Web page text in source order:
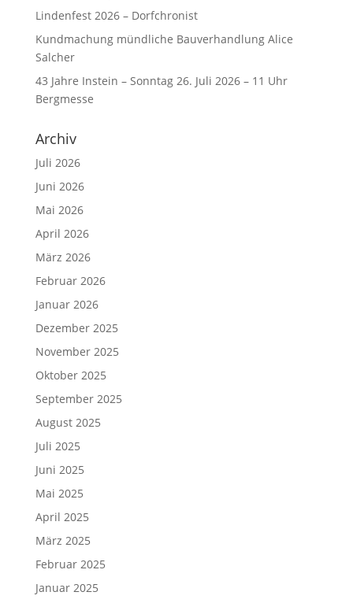
Lindenfest 2026 – Dorfchronist
Kundmachung mündliche Bauverhandlung Alice
Salcher
43 Jahre Instein – Sonntag 26. Juli 2026 – 11 Uhr
Bergmesse
Archiv
Juli 2026
Juni 2026
Mai 2026
April 2026
März 2026
Februar 2026
Januar 2026
Dezember 2025
November 2025
Oktober 2025
September 2025
August 2025
Juli 2025
Juni 2025
Mai 2025
April 2025
März 2025
Februar 2025
Januar 2025